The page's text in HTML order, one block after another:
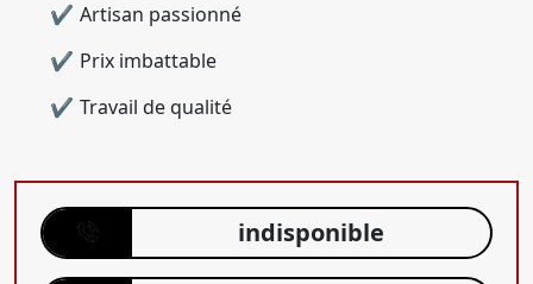
Artisan passionné
Prix imbattable
Travail de qualité
indisponible